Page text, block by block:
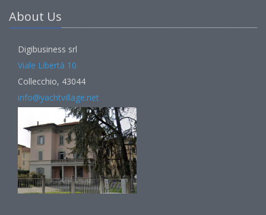
About Us
Digibusiness srl
Viale Libertà 10
Collecchio, 43044
info@yachtvillage.net